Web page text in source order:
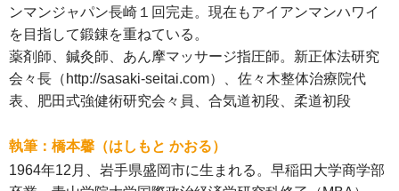
ンマンジャパン長崎１回完走。現在もアイアンマンハワイ
を目指して鍛錬を重ねている。
薬剤師、鍼灸師、あん摩マッサージ指圧師。新正体法研究
会々長（http://sasaki-seitai.com）、佐々木整体治療院代
表、肥田式強健術研究会々員、合気道初段、柔道初段
執筆：橋本馨（はしもと かおる）
1964年12月、岩手県盛岡市に生まれる。早稲田大学商学部